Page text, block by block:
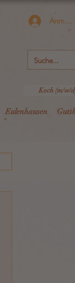
Koch (m/w/
Eulenhausen